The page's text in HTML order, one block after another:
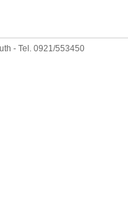
- Tel. 0921/553450